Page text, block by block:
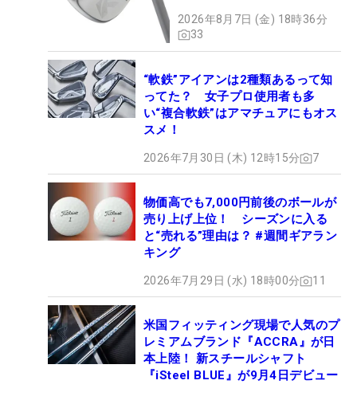
2026年8月7日 (金) 18時36分
33
“軟鉄”アイアンは2種類あるって知
ってた？ 女子プロ使用者も多
い“複合軟鉄”はアマチュアにもオス
スメ！
2026年7月30日 (木) 12時15分 7
物価高でも7,000円前後のボールが
売り上げ上位！ シーズンに入る
と“売れる”理由は？ #週間ギアラン
キング
2026年7月29日 (水) 18時00分 11
米国フィッティング現場で人気のプ
レミアムブランド『ACCRA』が日
本上陸！ 新スチールシャフト
『iSteel BLUE』が9月4日デビュー